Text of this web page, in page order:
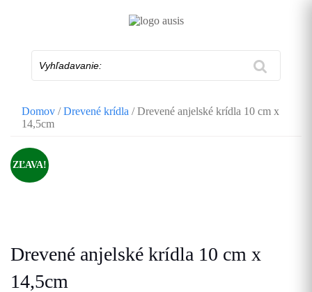
Domov /Drevené krídla / Drevené anjelské krídla 10 cm x
14,5cm
ZĽAVA!
Drevené anjelské krídla 10 cm x
14,5cm